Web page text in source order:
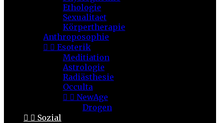
Ethologie
Sexualitaet
Körpertherapie
Anthroposophie
  Esoterik
Meditiation
Astrologie
Radiästhesie
Occulta
  NewAge
Drogen
  Sozial